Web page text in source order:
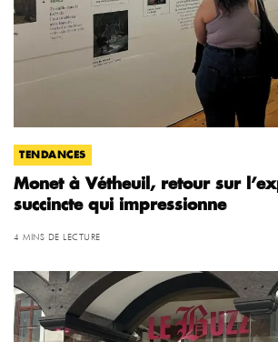
TENDANCES
Monet à Vétheuil, retour sur
succincte qui impressionne
4 MINS DE LECTURE